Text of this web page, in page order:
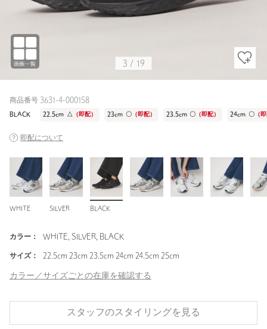
3 / 19
商品番号 3631-4-000158
BLACK 22.5cm △ （即配） 23cm 〇（即配） 23.5cm 〇 （即配） 24cm 〇 （
即配について
WHITE SILVER BLACK
カラー： WHITE, SILVER, BLACK
サイズ： 22.5cm 23cm 23.5cm 24cm 24.5cm 25cm
カラー／サイズごとの在庫を確認する
スタッフのスタイリングを見る